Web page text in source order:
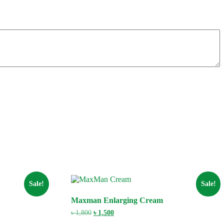
Sale! Sale!
Maxman Enlarging Cream
৳1,800 Original
৳ 1,500Current